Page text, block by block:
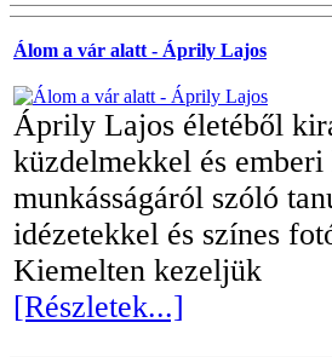
Álom a vár alatt - Áprily Lajos
Áprily Lajos életéből
küzdelmekkel és
munkásságáról szóló
idézetekkel és színes
Kiemelten kezeljük
[Részletek...]